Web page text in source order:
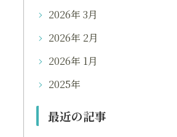
2026年 3月
2026年 2月
2026年 1月
2025年
最近の記事